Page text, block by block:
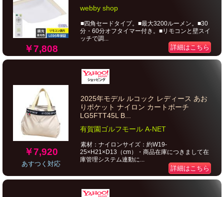
￥7,808
webby shop
■四角セードタイプ。■最大3200ルーメン。■30
分・60分オフタイマー付き。■リモコンと壁スイ
ッチで調...
詳細はこちら
￥7,920
あすつく対応
2025年モデル ルコック レディース あお
りポケット ナイロン カートポーチ
LG5FTT45L B...
有賀園ゴルフモール A-NET
素材：ナイロンサイズ：約W19-
25×H21×D13（cm）・商品在庫につきまして在
庫管理システム連動に...
詳細はこちら